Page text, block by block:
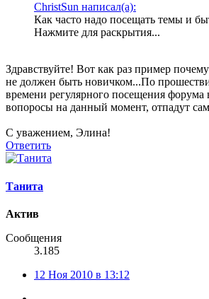
ChristSun написал(а):
Как часто надо посещать темы и
Нажмите для раскрытия...
Здравствуйте! Вот как раз пример
не должен быть новичком...По
времени регулярного посещения форума
вопоросы на данный момент, отпадут
С уважением, Элина!
Ответить
Танита
Актив
Сообщения
3.185
12 Ноя 2010 в 13:12